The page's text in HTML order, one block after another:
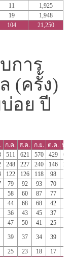
11
1,925
19
1,948
104 21,250
การ
(ครั้ง)
อย ปี
ก.ค. ส.ค. ก.ย. ต.ค. พ.
511 621 570 429
248 227 240 146
122 126 118 98
79 92 93 70
58 60 87 77
44 68 68 42
36 43 45 37
47 50 41 25
39 37 34 39
25 23 18 17